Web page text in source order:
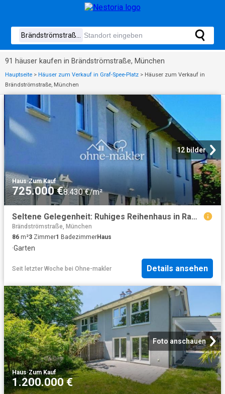
91 häuser kaufen in Brändströmstraße, München
Hauptseite > Häuser zum Verkauf in Graf-Spee-Platz > Häuser zum Verkauf in
Brändströmstraße, München
12 bilder
Haus·Zum Kauf
725.000 €8.430 €/m²
Seltene Gelegenheit: Ruhiges Reihenhaus in Ramersdorf. Provisionsfrei, grün & top angebunden
Brändströmstraße, München
86 m²3 Zimmer1 BadezimmerHaus
·Garten
Seit letzter Woche bei Ohne-makler Details ansehen
Foto anschauen
Haus·Zum Kauf
1.200.000 €